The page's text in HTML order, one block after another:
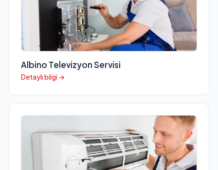
Albino Televizyon Servisi
Detaylı bilgi →